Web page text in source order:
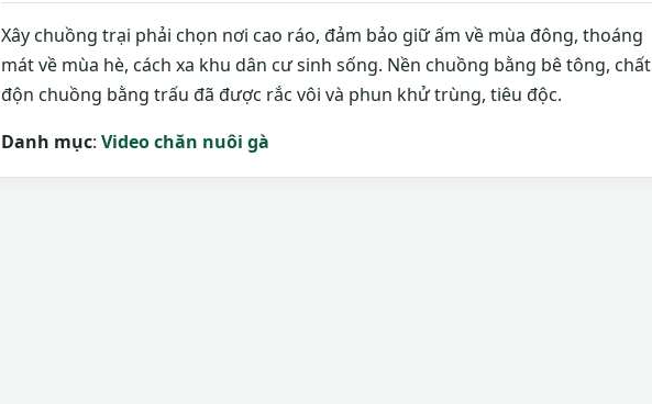
Xây chuồng trại phải chọn nơi cao ráo, đảm bảo giữ ấm về mùa đông, thoáng
mát về mùa hè, cách xa khu dân cư sinh sống. Nền chuồng bằng bê tông, chất
độn chuồng bằng trấu đã được rắc vôi và phun khử trùng, tiêu độc.
Danh mục: Video chăn nuôi gà